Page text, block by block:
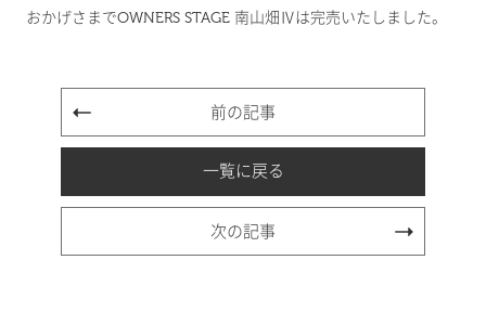
おかげさまでOWNERS STAGE 南山畑Ⅳは完売いたしました。
前の記事
一覧に戻る
次の記事